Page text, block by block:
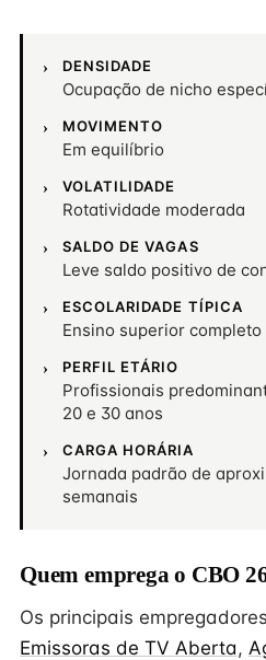
DENSIDADE
Ocupação de nicho
MOVIMENTO
Em equilíbrio
VOLATILIDADE
Rotatividade moderada
SALDO DE VAGAS
Leve saldo positivo de
ESCOLARIDADE TÍPICA
Ensino superior completo
PERFIL ETÁRIO
Profissionais
20 e 30 anos
CARGA HORÁRIA
Jornada padrão de
semanais
Quem emprega o CBO
Os principais
Emissoras de TV Aberta,